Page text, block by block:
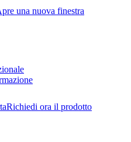
una nuova finestra
Richiedi ora il prodotto